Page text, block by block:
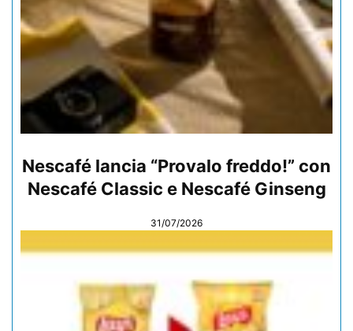
Nescafé lancia “Provalo freddo!” con
Nescafé Classic e Nescafé Ginseng
31/07/2026